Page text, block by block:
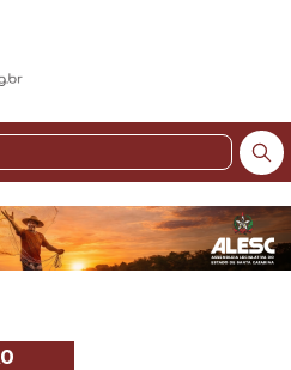
Pesquisar
Blog